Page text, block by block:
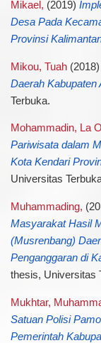
Mikael, (2019)
Desa Pada
Provinsi
Mikou, Tuah(2018)
Daerah Kabupaten
Terbuka.
Mohammadin, La
Pariwisata dalam
Kota Kendari
Universitas
Muhammading,
Masyarakat Hasil
(Musrenbang)
Penganggaran di
thesis, Universitas
Mukhtar,
Satuan Polisi
Pemerintah